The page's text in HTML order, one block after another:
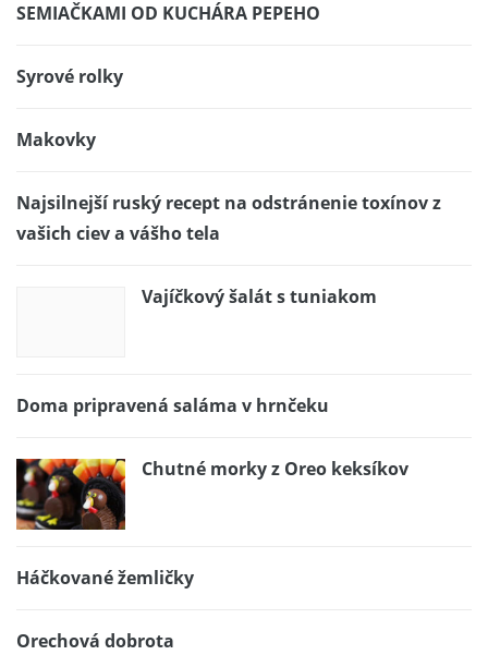
SEMIAČKAMI OD KUCHÁRA PEPEHO
Syrové rolky
Makovky
Najsilnejší ruský recept na odstránenie toxínov z
vašich ciev a vášho tela
Vajíčkový šalát s tuniakom
Doma pripravená saláma v hrnčeku
Chutné morky z Oreo keksíkov
Háčkované žemličky
Orechová dobrota